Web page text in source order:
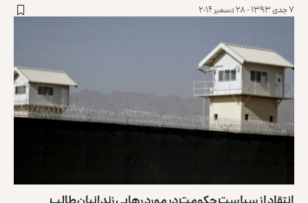
۷ جدی ۱۳۹۳ - ۲۸ دسمبر ۲۰۱۴